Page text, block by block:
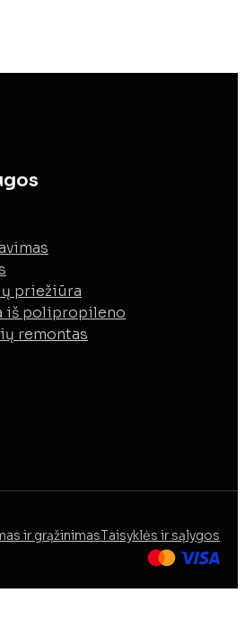
priežiūra
iš polipropileno
remontas
ir grąžinimasTaisyklės ir sąlygos